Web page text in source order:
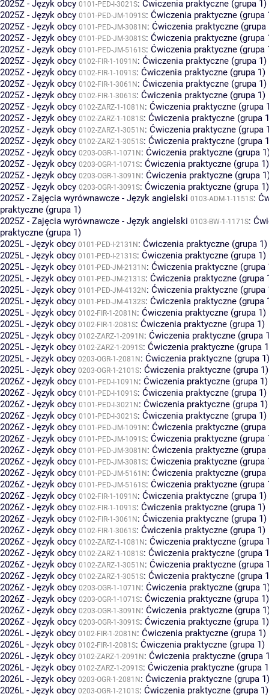
2025Z - Język obcy 0101-PED-I-3021S: Ćwiczenia praktyczne (grupa 1)
2025Z - Język obcy 0101-PED-JM-1091S: Ćwiczenia praktyczne (grupa
2025Z - Język obcy 0101-PED-JM-3081N : Ćwiczenia praktyczne (grupa
2025Z - Język obcy 0101-PED-JM-3081S: Ćwiczenia praktyczne (grupa
2025Z - Język obcy 0101-PED-JM-5161S: Ćwiczenia praktyczne (grupa
2025Z - Język obcy 0102-FIR-1-1091N : Ćwiczenia praktyczne (grupa 1)
2025Z - Język obcy 0102-FIR-1-1091S: Ćwiczenia praktyczne (grupa 1)
2025Z - Język obcy 0102-FIR-1-3061N : Ćwiczenia praktyczne (grupa 1)
2025Z - Język obcy 0102-FIR-1-3061S: Ćwiczenia praktyczne (grupa 1)
2025Z - Język obcy 0102-ZARZ-1-1081N : Ćwiczenia praktyczne (grupa
2025Z - Język obcy 0102-ZARZ-1-1081S: Ćwiczenia praktyczne (grupa
2025Z - Język obcy 0102-ZARZ-1-3051N : Ćwiczenia praktyczne (grupa
2025Z - Język obcy 0102-ZARZ-1-3051S: Ćwiczenia praktyczne (grupa
2025Z - Język obcy 0203-OGR-1-1071N : Ćwiczenia praktyczne (grupa
2025Z - Język obcy 0203-OGR-1-1071S: Ćwiczenia praktyczne (grupa 1)
2025Z - Język obcy 0203-OGR-1-3091N : Ćwiczenia praktyczne (grupa
2025Z - Język obcy 0203-OGR-1-3091S: Ćwiczenia praktyczne (grupa 1)
2025Z - Zajęcia wyrównawcze - Język angielski 0103-ADM-1-1151S:
praktyczne (grupa 1)
2025Z - Zajęcia wyrównawcze - Język angielski 0103-BW-1-1171S:
praktyczne (grupa 1)
2025L - Język obcy 0101-PED-I-2131N : Ćwiczenia praktyczne (grupa 1)
2025L - Język obcy 0101-PED-I-2131S: Ćwiczenia praktyczne (grupa 1)
2025L - Język obcy 0101-PED-JM-2131N : Ćwiczenia praktyczne (grupa
2025L - Język obcy 0101-PED-JM-2131S: Ćwiczenia praktyczne (grupa
2025L - Język obcy 0101-PED-JM-4132N : Ćwiczenia praktyczne (grupa
2025L - Język obcy 0101-PED-JM-4132S: Ćwiczenia praktyczne (grupa
2025L - Język obcy 0102-FIR-1-2081N : Ćwiczenia praktyczne (grupa 1)
2025L - Język obcy 0102-FIR-1-2081S: Ćwiczenia praktyczne (grupa 1)
2025L - Język obcy 0102-ZARZ-1-2091N : Ćwiczenia praktyczne (grupa
2025L - Język obcy 0102-ZARZ-1-2091S: Ćwiczenia praktyczne (grupa
2025L - Język obcy 0203-OGR-1-2081N : Ćwiczenia praktyczne (grupa 1)
2025L - Język obcy 0203-OGR-1-2101S: Ćwiczenia praktyczne (grupa 1)
2026Z - Język obcy 0101-PED-I-1091N : Ćwiczenia praktyczne (grupa 1)
2026Z - Język obcy 0101-PED-I-1091S: Ćwiczenia praktyczne (grupa 1)
2026Z - Język obcy 0101-PED-I-3021N : Ćwiczenia praktyczne (grupa 1)
2026Z - Język obcy 0101-PED-I-3021S: Ćwiczenia praktyczne (grupa 1)
2026Z - Język obcy 0101-PED-JM-1091N : Ćwiczenia praktyczne (grupa
2026Z - Język obcy 0101-PED-JM-1091S: Ćwiczenia praktyczne (grupa
2026Z - Język obcy 0101-PED-JM-3081N : Ćwiczenia praktyczne (grupa
2026Z - Język obcy 0101-PED-JM-3081S: Ćwiczenia praktyczne (grupa
2026Z - Język obcy 0101-PED-JM-5161N : Ćwiczenia praktyczne (grupa
2026Z - Język obcy 0101-PED-JM-5161S: Ćwiczenia praktyczne (grupa
2026Z - Język obcy 0102-FIR-1-1091N : Ćwiczenia praktyczne (grupa 1)
2026Z - Język obcy 0102-FIR-1-1091S: Ćwiczenia praktyczne (grupa 1)
2026Z - Język obcy 0102-FIR-1-3061N : Ćwiczenia praktyczne (grupa 1)
2026Z - Język obcy 0102-FIR-1-3061S: Ćwiczenia praktyczne (grupa 1)
2026Z - Język obcy 0102-ZARZ-1-1081N : Ćwiczenia praktyczne (grupa
2026Z - Język obcy 0102-ZARZ-1-1081S: Ćwiczenia praktyczne (grupa
2026Z - Język obcy 0102-ZARZ-1-3051N : Ćwiczenia praktyczne (grupa
2026Z - Język obcy 0102-ZARZ-1-3051S: Ćwiczenia praktyczne (grupa
2026Z - Język obcy 0203-OGR-1-1071N : Ćwiczenia praktyczne (grupa
2026Z - Język obcy 0203-OGR-1-1071S: Ćwiczenia praktyczne (grupa 1)
2026Z - Język obcy 0203-OGR-1-3091N : Ćwiczenia praktyczne (grupa
2026Z - Język obcy 0203-OGR-1-3091S: Ćwiczenia praktyczne (grupa 1)
2026L - Język obcy 0102-FIR-1-2081N : Ćwiczenia praktyczne (grupa 1)
2026L - Język obcy 0102-FIR-1-2081S: Ćwiczenia praktyczne (grupa 1)
2026L - Język obcy 0102-ZARZ-1-2091N : Ćwiczenia praktyczne (grupa
2026L - Język obcy 0102-ZARZ-1-2091S: Ćwiczenia praktyczne (grupa
2026L - Język obcy 0203-OGR-1-2081N : Ćwiczenia praktyczne (grupa 1)
2026L - Język obcy 0203-OGR-1-2101S: Ćwiczenia praktyczne (grupa 1)